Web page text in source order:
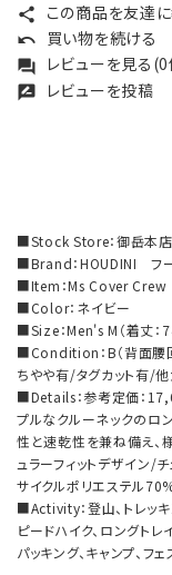
share この商品を友達
undo 買い物を続ける
forum レビューを見る
rate_review レビューを投稿
■Stock Store：御岳本店
■Brand：HOUDINI フ
■Item：Ms Cover Crew
■Color：ネイビー
■Size：Men's M（着丈
■Condition：B（背面腰
ちやや有/タグカット有/
■Details：参考定価：
プルなクルーネックのロ
性と速乾性を兼ね備え、
ュラーフィットデザイン/
サイクルポリエステル
■Activity：登山、トレッキ
ピードハイク、ロングトレ
パッキング、キャンプ、フ